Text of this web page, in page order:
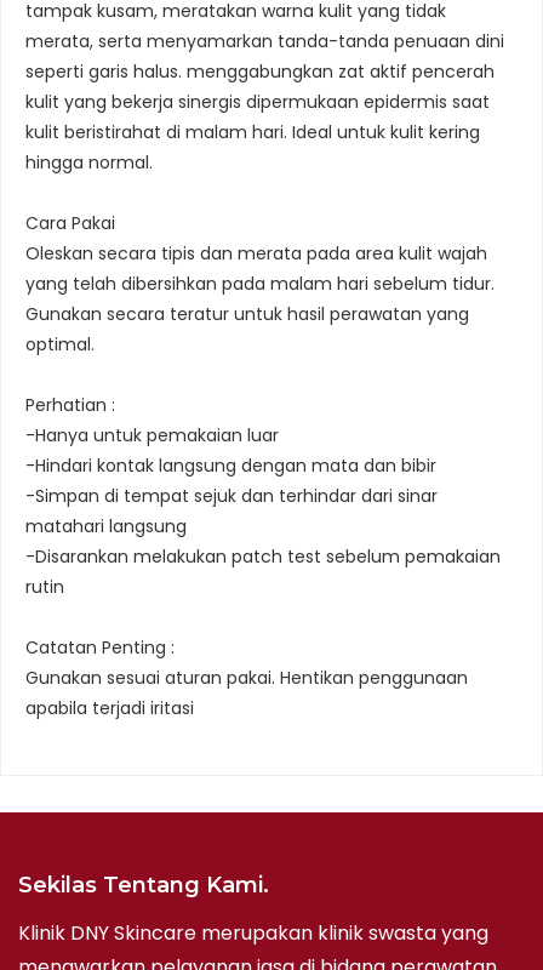
tampak kusam, meratakan warna kulit yang tidak
merata, serta menyamarkan tanda-tanda penuaan dini
seperti garis halus. menggabungkan zat aktif pencerah
kulit yang bekerja sinergis dipermukaan epidermis saat
kulit beristirahat di malam hari. Ideal untuk kulit kering
hingga normal.
Cara Pakai
Oleskan secara tipis dan merata pada area kulit wajah
yang telah dibersihkan pada malam hari sebelum tidur.
Gunakan secara teratur untuk hasil perawatan yang
optimal.
Perhatian :
-Hanya untuk pemakaian luar
-Hindari kontak langsung dengan mata dan bibir
-Simpan di tempat sejuk dan terhindar dari sinar
matahari langsung
-Disarankan melakukan patch test sebelum pemakaian
rutin
Catatan Penting :
Gunakan sesuai aturan pakai. Hentikan penggunaan
apabila terjadi iritasi
Sekilas Tentang Kami.
Klinik DNY Skincare merupakan klinik swasta yang